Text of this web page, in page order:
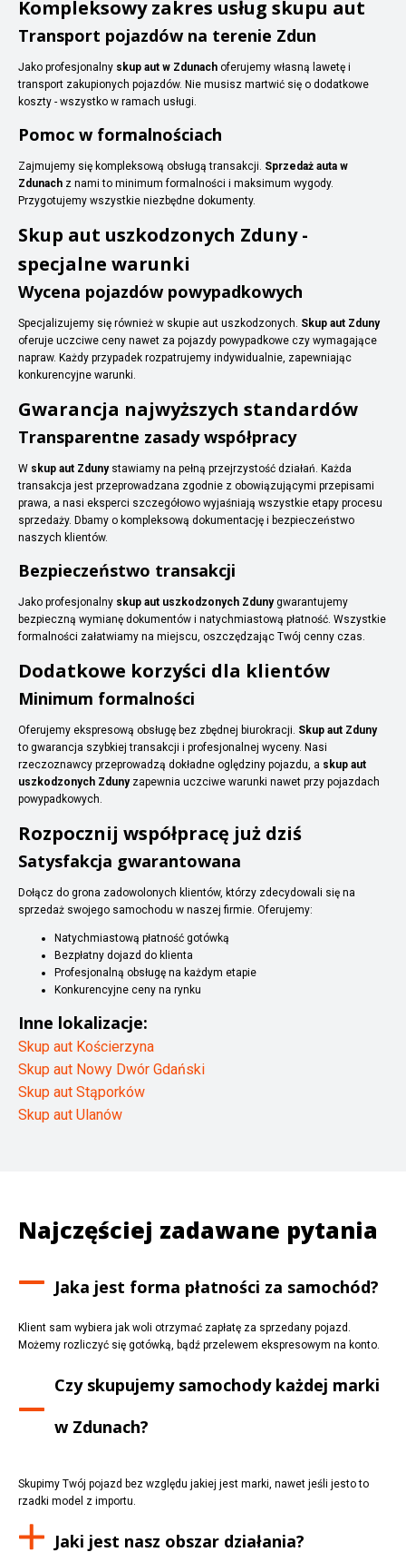
Kompleksowy zakres usług skupu aut
Transport pojazdów na terenie Zdun
Jako profesjonalny skup aut w Zdunach oferujemy własną lawetę i
transport zakupionych pojazdów. Nie musisz martwić się o dodatkowe
koszty - wszystko w ramach usługi.
Pomoc w formalnościach
Zajmujemy się kompleksową obsługą transakcji. Sprzedaż auta w
Zdunach z nami to minimum formalności i maksimum wygody.
Przygotujemy wszystkie niezbędne dokumenty.
Skup aut uszkodzonych Zduny -
specjalne warunki
Wycena pojazdów powypadkowych
Specjalizujemy się również w skupie aut uszkodzonych. Skup aut Zduny
oferuje uczciwe ceny nawet za pojazdy powypadkowe czy wymagające
napraw. Każdy przypadek rozpatrujemy indywidualnie, zapewniając
konkurencyjne warunki.
Gwarancja najwyższych standardów
Transparentne zasady współpracy
W skup aut Zdunystawiamy na pełną przejrzystość działań. Każda
transakcja jest przeprowadzana zgodnie z obowiązującymi przepisami
prawa, a nasi eksperci szczegółowo wyjaśniają wszystkie etapy procesu
sprzedaży. Dbamy o kompleksową dokumentację i bezpieczeństwo
naszych klientów.
Bezpieczeństwo transakcji
Jako profesjonalny skup aut uszkodzonych Zdunygwarantujemy
bezpieczną wymianę dokumentów i natychmiastową płatność. Wszystkie
formalności załatwiamy na miejscu, oszczędzając Twój cenny czas.
Dodatkowe korzyści dla klientów
Minimum formalności
Oferujemy ekspresową obsługę bez zbędnej biurokracji. Skup aut Zduny
to gwarancja szybkiej transakcji i profesjonalnej wyceny. Nasi
rzeczoznawcy przeprowadzą dokładne oględziny pojazdu, a skup aut
uszkodzonych Zdunyzapewnia uczciwe warunki nawet przy pojazdach
powypadkowych.
Rozpocznij współpracę już dziś
Satysfakcja gwarantowana
Dołącz do grona zadowolonych klientów, którzy zdecydowali się na
sprzedaż swojego samochodu w naszej firmie. Oferujemy:
Natychmiastową płatność gotówką
Bezpłatny dojazd do klienta
Profesjonalną obsługę na każdym etapie
Konkurencyjne ceny na rynku
Inne lokalizacje:
Skup aut Kościerzyna
Skup aut Nowy Dwór Gdański
Skup aut Stąporków
Skup aut Ulanów
Najczęściej zadawane pytania
Jaka jest forma płatności za samochód?
Klient sam wybiera jak woli otrzymać zapłatę za sprzedany pojazd.
Możemy rozliczyć się gotówką, bądź przelewem ekspresowym na konto.
Czy skupujemy samochody każdej marki
w Zdunach?
Skupimy Twój pojazd bez względu jakiej jest marki, nawet jeśli jesto to
rzadki model z importu.
Jaki jest nasz obszar działania?